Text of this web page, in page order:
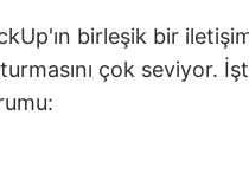
birleşik bir
çok seviyor.